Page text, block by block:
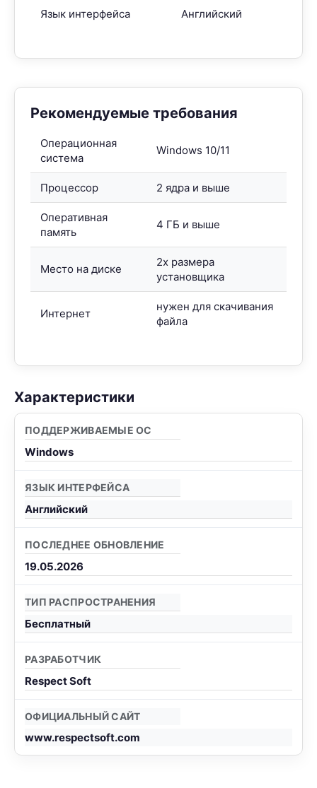
Язык интерфейса Английский
Рекомендуемые требования
Операционная
система
Windows 10/11
Процессор 2 ядра и выше
Оперативная
память
4 ГБ и выше
Место на диске
2x размера
установщика
Интернет
нужен для скачивания
файла
Характеристики
ПОДДЕРЖИВАЕМЫЕ ОС
Windows
ЯЗЫК ИНТЕРФЕЙСА
Английский
ПОСЛЕДНЕЕ ОБНОВЛЕНИЕ
19.05.2026
ТИП РАСПРОСТРАНЕНИЯ
Бесплатный
РАЗРАБОТЧИК
Respect Soft
ОФИЦИАЛЬНЫЙ САЙТ
www.respectsoft.com